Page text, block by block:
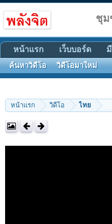
หน้าแรก วิดีโอ ไทย
ชุม
หน้าแรก เว็บบอร์ด
ค้นหาวิดีโอ วิดีโอมาใหม่